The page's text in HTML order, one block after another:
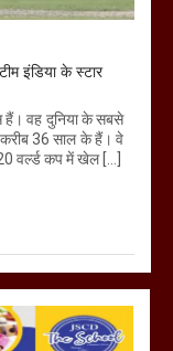
इंडिया के स्टार
हैं। वह दुनिया के सबसे
करीब 36 साल के हैं। वे
वर्ल्ड कप में खेल […]